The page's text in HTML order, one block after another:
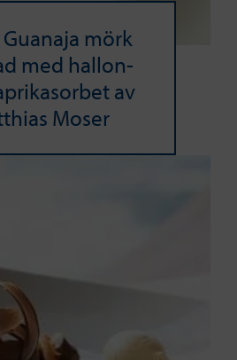
mörk
med hallon-
av
Moser